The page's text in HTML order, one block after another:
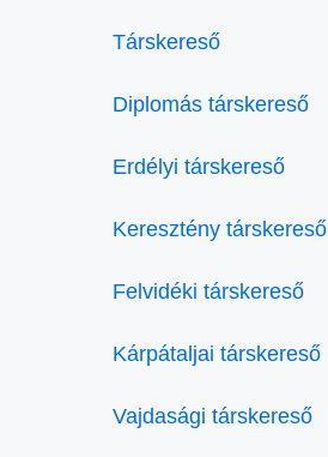
Társkereső
Diplomás társkereső
Erdélyi társkereső
Keresztény társkereső
Felvidéki társkereső
Kárpátaljai társkereső
Vajdasági társkereső